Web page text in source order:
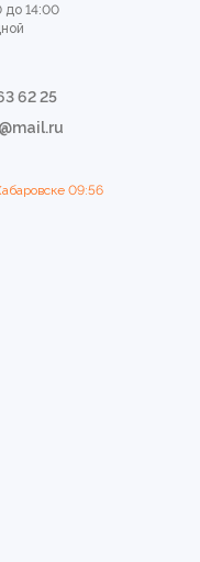
до 14:00
62 25
09:56